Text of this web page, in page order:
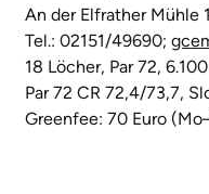
An der Elfrather Mühle
Tel.: 02151/49690;
18 Löcher, Par 72,
Par 72 CR 72,4/73,7,
Greenfee: 70 Euro